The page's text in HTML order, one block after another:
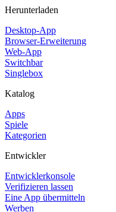
Herunterladen
Desktop-App
Browser-Erweiterung
Web-App
Switchbar
Singlebox
Katalog
Apps
Spiele
Kategorien
Entwickler
Entwicklerkonsole
Verifizieren lassen
Eine App übermitteln
Werben